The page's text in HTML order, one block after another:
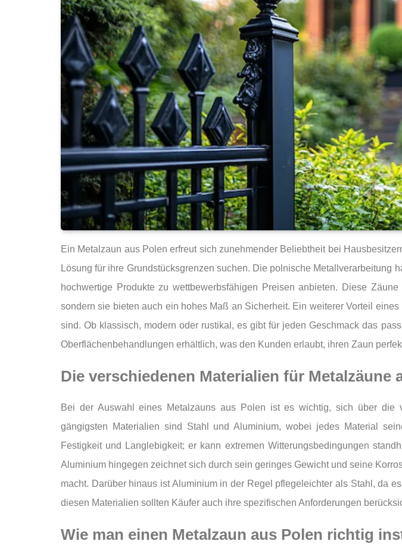
Ein Metalzaun aus Polen erfreut sich zunehmender Beliebtheit bei
Lösung für ihre Grundstücksgrenzen suchen. Die polnische
hochwertige Produkte zu wettbewerbsfähigen Preisen anbieten. Diese
sondern sie bieten auch ein hohes Maß an Sicherheit. Ein weiterer Vorteil
sind. Ob klassisch, modern oder rustikal, es gibt für jeden Geschmack das
Oberflächenbehandlungen erhältlich, was den Kunden erlaubt, ihren Zaun
Die verschiedenen Materialien für Metalzäune
Bei der Auswahl eines Metalzauns aus Polen ist es wichtig, sich über die
gängigsten Materialien sind Stahl und Aluminium, wobei jedes Material
Festigkeit und Langlebigkeit; er kann extremen Witterungsbedingungen
Aluminium hingegen zeichnet sich durch sein geringes Gewicht und seine
macht. Darüber hinaus ist Aluminium in der Regel pflegeleichter als Stahl, da
diesen Materialien sollten Käufer auch ihre spezifischen Anforderungen
Wie man einen Metalzaun aus Polen richtig